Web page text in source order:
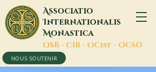
Associatio
Internationalis
Monastica
OSB - CIB - OCist - OCSO
NOUS SOUTENIR